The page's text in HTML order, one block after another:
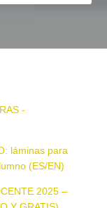
-
láminas para
(ES/EN)
2025 –